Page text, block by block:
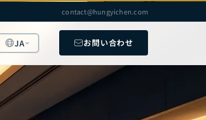
contact@hungyichen.com
JA お問い合わせ